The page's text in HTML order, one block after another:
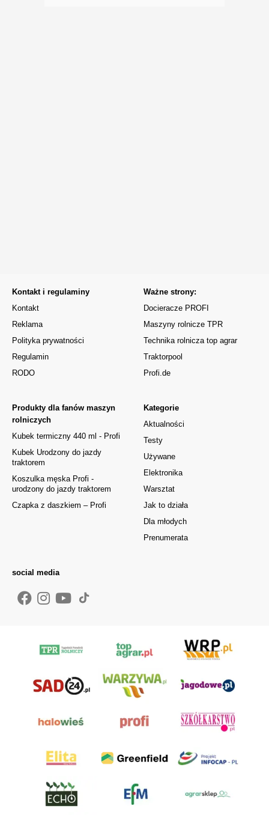
Kontakt i regulaminy
Kontakt
Reklama
Polityka prywatności
Regulamin
RODO
Kategorie
Aktualności
Testy
Używane
Elektronika
Warsztat
Jak to działa
Dla młodych
Prenumerata
Produkty dla fanów maszyn
rolniczych
Kubek termiczny 440 ml - Profi
Kubek Urodzony do jazdy
traktorem
Koszulka męska Profi -
urodzony do jazdy traktorem
Czapka z daszkiem – Profi
Ważne strony:
Docieracze PROFI
Maszyny rolnicze TPR
Technika rolnicza top agrar
Traktorpool
Profi.de
social media